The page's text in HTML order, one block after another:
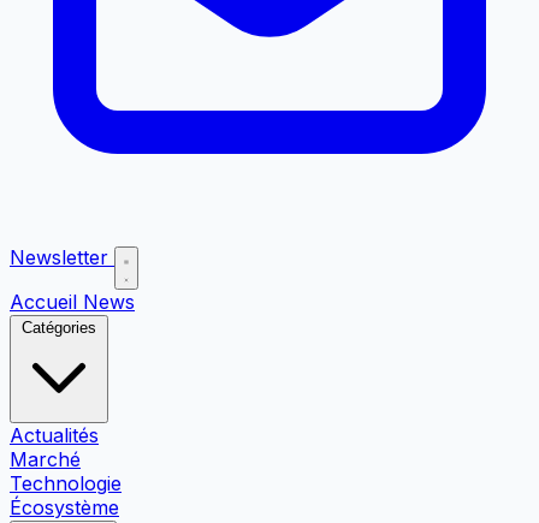
Newsletter
Accueil News
Catégories
Actualités
Marché
Technologie
Écosystème